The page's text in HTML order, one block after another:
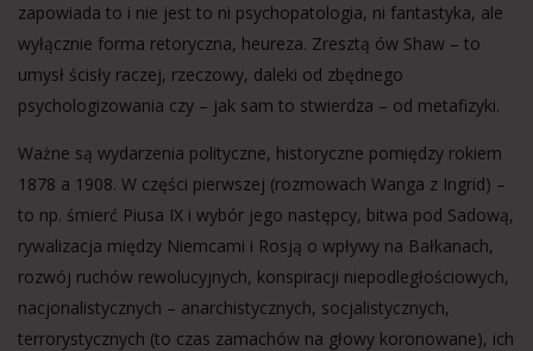
zapowiada to i nie jest to ni psychopatologia, ni fantastyka, ale
wyłącznie forma retoryczna, heureza. Zresztą ów Shaw – to
umysł ścisły raczej, rzeczowy, daleki od zbędnego
psychologizowania czy – jak sam to stwierdza – od metafizyki.
Ważne są wydarzenia polityczne, historyczne pomiędzy rokiem
1878 a 1908. W części pierwszej (rozmowach Wanga z Ingrid) –
to np. śmierć Piusa IX i wybór jego następcy, bitwa pod Sadową,
rywalizacja między Niemcami i Rosją o wpływy na Bałkanach,
rozwój ruchów rewolucyjnych, konspiracji niepodległościowych,
nacjonalistycznych – anarchistycznych, socjalistycznych,
terrorystycznych (to czas zamachów na głowy koronowane), ich